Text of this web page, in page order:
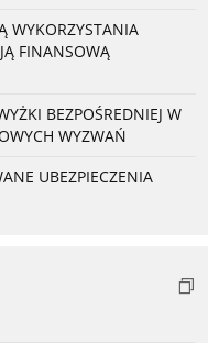
WYKORZYSTANIA
FINANSOWĄ
BEZPOŚREDNIEJ W
WYZWAŃ
UBEZPIECZENIA